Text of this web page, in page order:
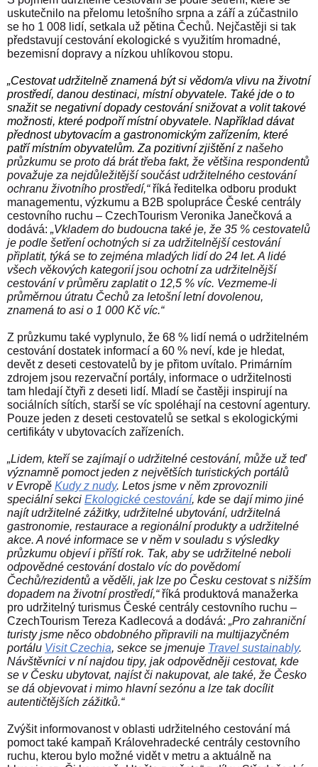
uskutečnilo na přelomu letošního srpna a září a zúčastnilo
se ho 1 008 lidí, setkala už pětina Čechů. Nejčastěji si tak
představují cestování ekologické s využitím hromadné,
bezemisní dopravy a nízkou uhlíkovou stopu.
„Cestovat udržitelně znamená být si vědom/a vlivu na životní
prostředí, danou destinaci, místní obyvatele. Také jde o to
snažit se negativní dopadycestování snižovat a volit takové
možnosti, které podpoří místní obyvatele. Například dávat
přednost ubytovacím a gastronomickým zařízením, které
patří místním obyvatelům. Za pozitivní zjištěníz našeho
průzkumu se proto dá brát třeba fakt, že většina respondentů
považuje za nejdůležitější součást udržitelného cestování
ochranu životního prostředí,“říká ředitelka odboru produkt
managementu, výzkumu a B2B spolupráce České centrály
cestovního ruchu – CzechTourism Veronika Janečková a
dodává: „Vkladem do budoucna také je, že 35 % cestovatelů
je podle šetření ochotných si za udržitelnější cestování
připlatit, týká se to zejména mladých lidí do 24 let. A lidé
všech věkových kategorií jsou ochotní za udržitelnější
cestování v průměru zaplatit o 12,5 % víc. Vezmeme-li
průměrnou útratu Čechů za letošní letní dovolenou,
znamená to asi o 1 000 Kč víc.“
Z průzkumu také vyplynulo, že 68 % lidí nemá o udržitelném
cestování dostatek informací a 60 % neví, kde je hledat,
devět z deseti cestovatelů by je přitom uvítalo. Primárním
zdrojem jsou rezervační portály, informace o udržitelnosti
tam hledají čtyři z deseti lidí. Mladí se častěji inspirují na
sociálních sítích, starší se víc spoléhají na cestovní agentury.
Pouze jeden z deseti cestovatelů se setkal s ekologickými
certifikáty v ubytovacích zařízeních.
„Lidem, kteří se zajímají o udržitelné cestování, může už teď
významně pomoct jeden z největších turistických portálů
v Evropě Kudy z nudy. Letos jsme v něm zprovoznili
speciální sekci Ekologické cestování, kde se dají mimo jiné
najít udržitelné zážitky, udržitelné ubytování, udržitelná
gastronomie, restaurace a regionální produkty a udržitelné
akce. A nové informace se v něm v souladu s výsledky
průzkumu objeví i příští rok. Tak, aby se udržitelné neboli
odpovědné cestování dostalo víc do povědomí
Čechů/rezidentů a věděli, jak lze po Česku cestovat s nižším
dopadem na životní prostředí,“říká produktová manažerka
pro udržitelný turismus České centrály cestovního ruchu –
CzechTourism Tereza Kadlecová a dodává: „Pro zahraniční
turisty jsme něco obdobného připravili na multijazyčném
portálu Visit Czechia, sekce se jmenuje Travel sustainably.
Návštěvníci v ní najdou tipy, jak odpovědněji cestovat, kde
se v Česku ubytovat, najíst či nakupovat, ale také, že Česko
se dá objevovat i mimo hlavní sezónu a lze tak docílit
autentičtějších zážitků.“
Zvýšit informovanost v oblasti udržitelného cestování má
pomoct také kampaň Královehradecké centrály cestovního
ruchu, kterou bylo možné vidět v metru a aktuálně na